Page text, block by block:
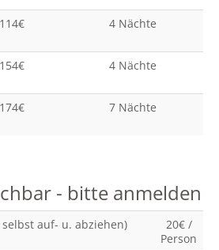
114€ 4 Nächte
154€ 4 Nächte
174€ 7 Nächte
- bitte anmelden
auf- u. abziehen)
20€ /
Person